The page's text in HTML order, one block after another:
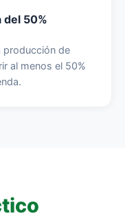
del 50%
producción de
al menos el 50%